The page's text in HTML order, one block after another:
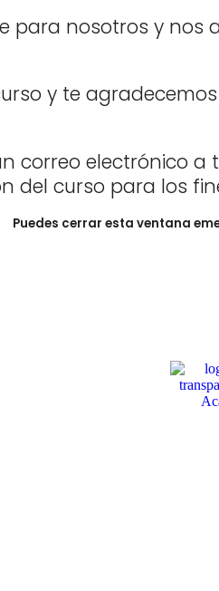
para nosotros y
y te
correo electrónico
del curso para los
Puedes cerrar esta ventana